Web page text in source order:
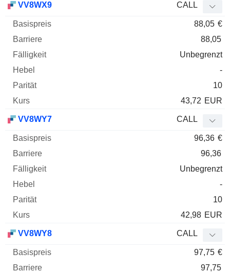
VV8WX9 CALL
88,05 €
88,05
Unbegrenzt
-
10
43,72 EUR
VV8WY7 CALL
96,36 €
96,36
Unbegrenzt
-
10
42,98 EUR
VV8WY8 CALL
97,75 €
97,75